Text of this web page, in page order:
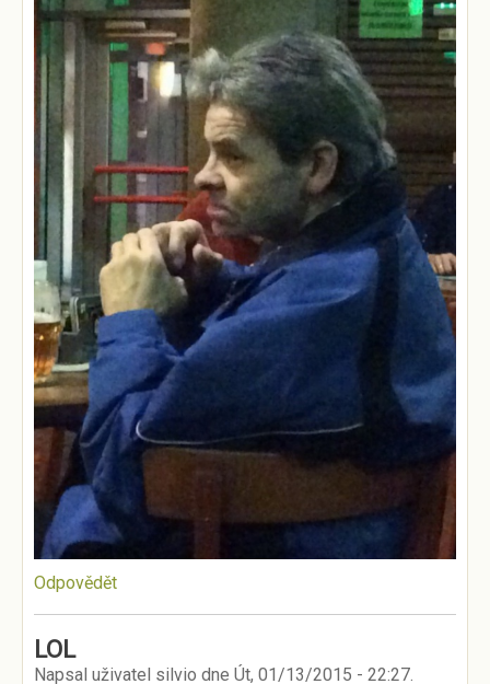
Odpovědět
LOL
Napsal uživatel silvio dne Út, 01/13/2015 - 22:27.